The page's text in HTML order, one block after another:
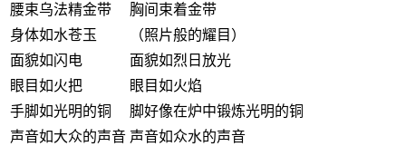
腰束乌法精金带
胸间束着金带
身体如水苍玉
（照片般的耀目）
面貌如闪电
面貌如烈日放光
眼目如火把
眼目如火焰
手脚如光明的铜
脚好像在炉中锻炼光明的铜
声音如大众的声音 声音如众水的声音